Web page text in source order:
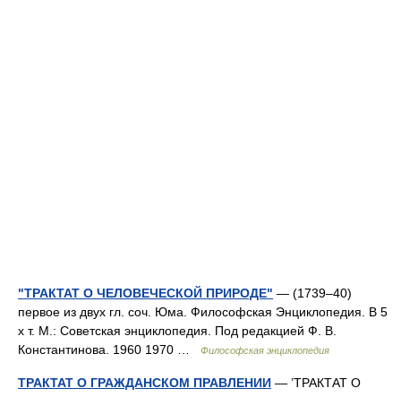
"ТРАКТАТ О ЧЕЛОВЕЧЕСКОЙ ПРИРОДЕ" — (1739–40)
первое из двух гл. соч. Юма. Философская Энциклопедия. В 5
х т. М.: Советская энциклопедия. Под редакцией Ф. В.
Константинова. 1960 1970 …
Философская энциклопедия
ТРАКТАТ О ГРАЖДАНСКОМ ПРАВЛЕНИИ — ’ТРАКТАТ О